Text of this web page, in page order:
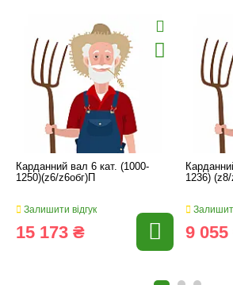
Карданний вал 6 кат. (1000-
1250)(z6/z6обг)П
Залишити відгук
15 173 ₴
1236)
9